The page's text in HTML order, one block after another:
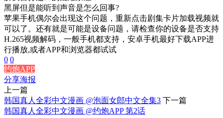
黑屏但是能听到声音是怎么回事?
苹果手机偶尔会出现这个问题，重新点击剧集卡片加载视频就
可以了。还有就是可能是设备问题，请检查你的设备是否支持
H.265视频解码，一般手机都支持，安卓手机最好下载APP进
行播放,或者APP和浏览器都试试
0 0
约炮APP
分享海报
上一篇
韩国真人全彩中文漫画 @泡面女郎中文全集3 下一篇
韩国真人全彩中文漫画 @约炮APP 第2话